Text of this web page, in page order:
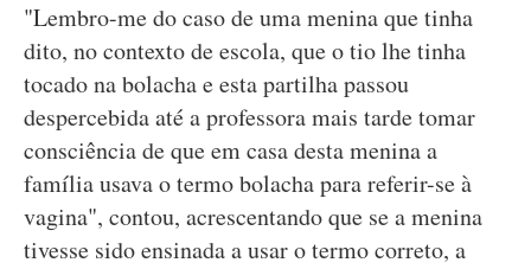
"Lembro-me do caso de uma menina que tinha
dito, no contexto de escola, que o tio lhe tinha
tocado na bolacha e esta partilha passou
despercebida até a professora mais tarde tomar
consciência de que em casa desta menina a
família usava o termo bolacha para referir-se à
vagina", contou, acrescentando que se a menina
tivesse sido ensinada a usar o termo correto, a